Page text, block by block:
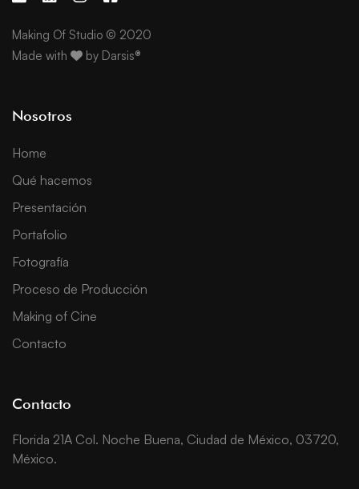
Making Of Studio © 2020
Made with
by Darsis®
Nosotros
Home
Qué hacemos
Presentación
Portafolio
Fotografía
Proceso de Producción
Making of Cine
Contacto
Contacto
Florida 21A Col. Noche Buena, Ciudad de México, 03720,
México.